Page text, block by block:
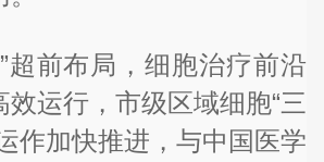
超前布局，细胞治疗前沿
运行，市级区域细胞“三
作加快推进，与中国医学